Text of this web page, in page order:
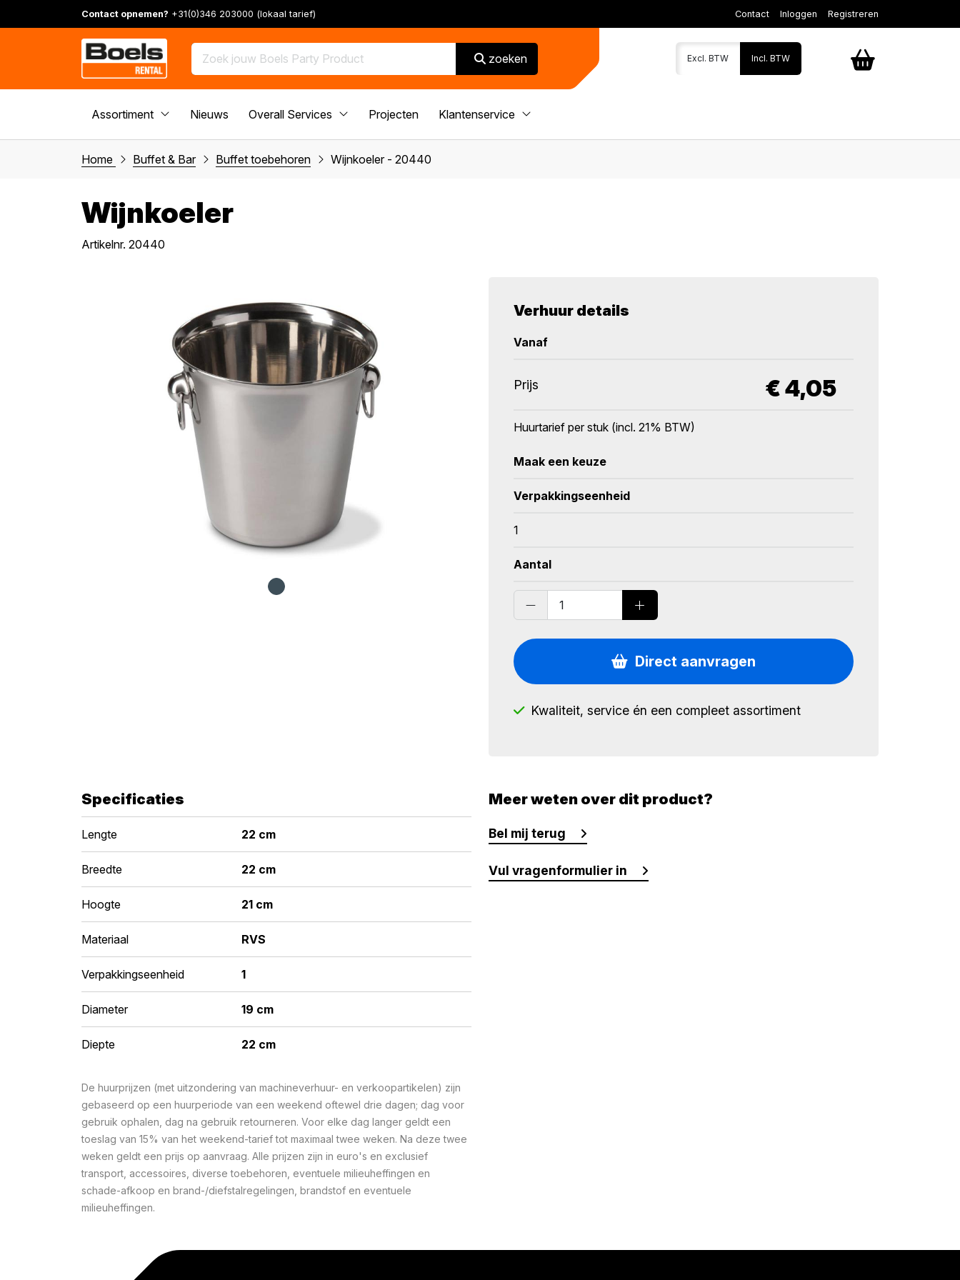
Contact opnemen? +31(0)346 203000 (lokaal tarief) Contact Inloggen Registreren
zoeken
Assortiment Nieuws Overall Services Projecten Klantenservice
Excl. BTW Incl. BTW
Home Buffet & Bar Buffet toebehoren Wijnkoeler - 20440
Wijnkoeler
Artikelnr. 20440
Verhuur details
Vanaf
Prijs €4,05
Huurtarief per stuk (incl. 21% BTW)
Maak een keuze
Verpakkingseenheid
1
Aantal
Direct aanvragen
Kwaliteit, service én een compleet assortiment
Specificaties
Lengte 22 cm
Breedte 22 cm
Hoogte 21 cm
Materiaal RVS
Verpakkingseenheid 1
Diameter 19 cm
Diepte 22 cm
De huurprijzen (met uitzondering van machineverhuur- en verkoopartikelen) zijn
gebaseerd op een huurperiode van een weekend oftewel drie dagen; dag voor
gebruik ophalen, dag na gebruik retourneren. Voor elke dag langer geldt een
toeslag van 15% van het weekend-tarief tot maximaal twee weken. Na deze twee
weken geldt een prijs op aanvraag. Alle prijzen zijn in euro's en exclusief
transport, accessoires, diverse toebehoren, eventuele milieuheffingen en
schade-afkoop en brand-/diefstalregelingen, brandstof en eventuele
milieuheffingen.
Meer weten over dit product?
Bel mij terug
Vul vragenformulier in